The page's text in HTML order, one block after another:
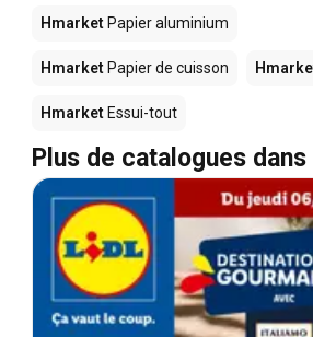
Hmarket Papier aluminium
Hmarket Papier de cuisson
Hmarket Essui-tout
Plus de catalogues